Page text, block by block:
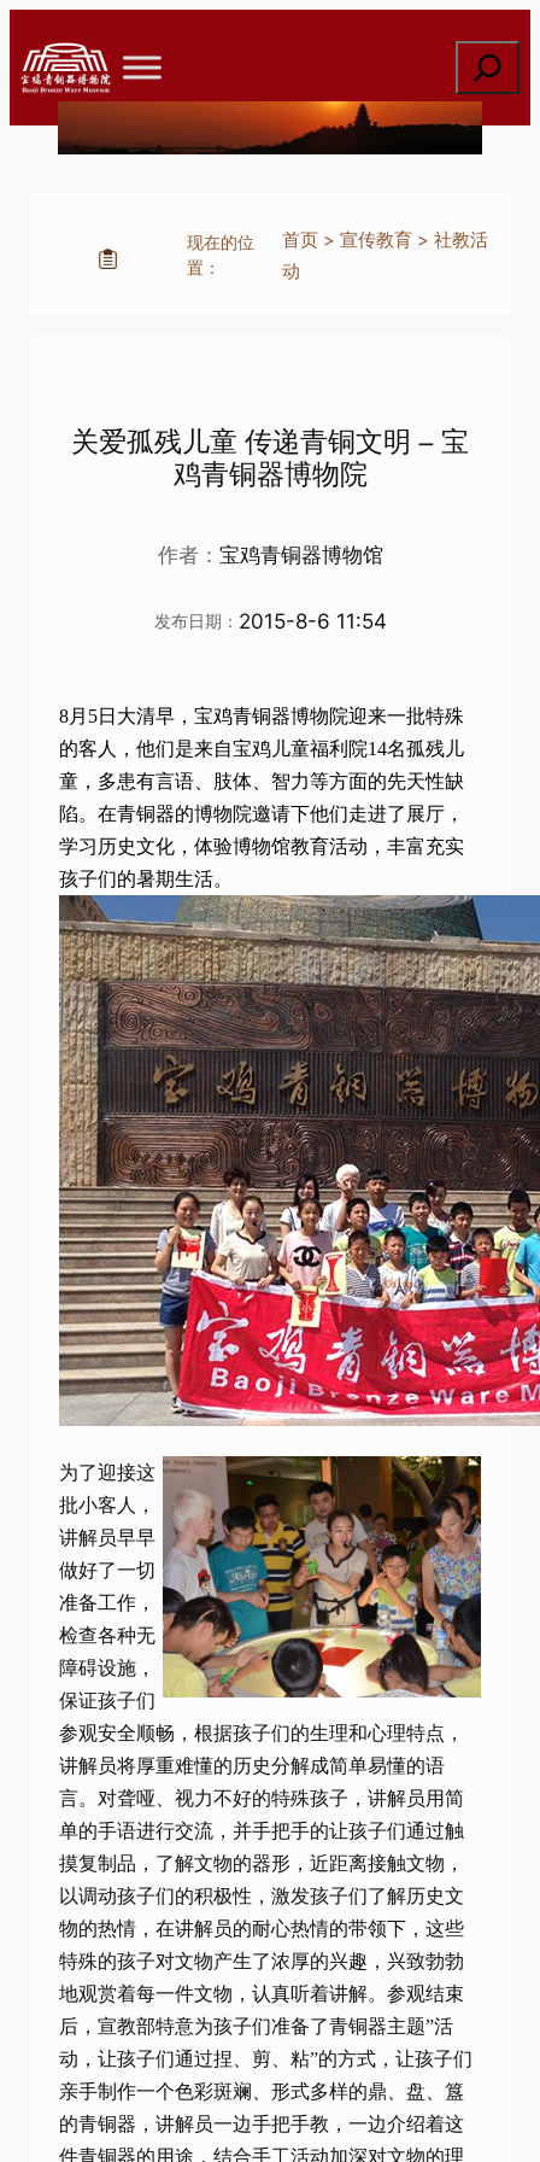
至
内
索
现在的位
置：
首页> 宣传教育> 社教活
动
关爱孤残儿童 传递青铜文明 – 宝
鸡青铜器博物院
作者： 宝鸡青铜器博物馆
发布日期： 2015-8-6 11:54
8月 5日大清早，宝鸡青铜器博物院迎来一批特殊
的客人，他们是来自宝鸡儿童福利院14名孤残儿
童，多患有言语、肢体、智力等方面的先天性缺
陷。在青铜器的博物院邀请下他们走进了展厅，
学习历史文化，体验博物馆教育活动，丰富充实
孩子们的暑期生活。
为了迎接这
批小客人，
讲解员早早
做好了一切
准备工作，
检查各种无
障碍设施，
保证孩子们
参观安全顺畅，根据孩子们的生理和心理特点，
讲解员将厚重难懂的历史分解成简单易懂的语
言。对聋哑、视力不好的特殊孩子，讲解员用简
单的手语进行交流，并手把手的让孩子们通过触
摸复制品，了解文物的器形，近距离接触文物，
以调动孩子们的积极性，激发孩子们了解历史文
物的热情，在讲解员的耐心热情的带领下，这些
特殊的孩子对文物产生了浓厚的兴趣，兴致勃勃
地观赏着每一件文物，认真听着讲解。参观结束
后，宣教部特意为孩子们准备了青铜器主题”活
动，让孩子们通过捏、剪、粘”的方式，让孩子们
亲手制作一个色彩斑斓、形式多样的鼎、盘、簋
的青铜器，讲解员一边手把手教，一边介绍着这
件青铜器的用途，结合手工活动加深对文物的理